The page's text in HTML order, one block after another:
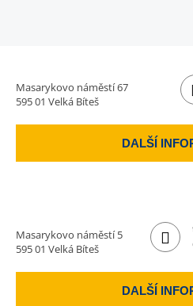
Masarykovo náměstí 67
595 01 Velká Bíteš
DALŠÍ
Masarykovo náměstí 5
595 01 Velká Bíteš
DALŠÍ